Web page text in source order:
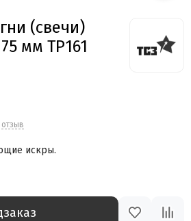
(свечи)
мм ТР161
искры.